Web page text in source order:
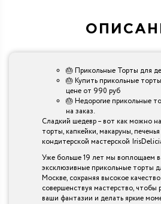
🎂 Прикольные Торты для
🎂 Купить прикольные
цене от 990 руб
🎂 Недорогие прикольные
на заказ.
Сладкий шедевр – вот как можно
торты, капкейки, макаруны,
кондитерской мастерской
Уже больше 19 лет мы воплощаем
эксклюзивные прикольные торты
Москве, сохраняя высокое
совершенствуя мастерство,
ваши фантазии и делать яркие